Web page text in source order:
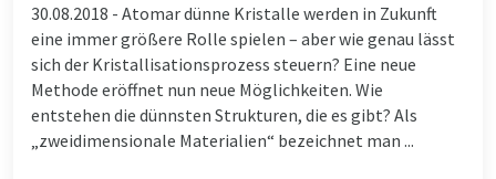
30.08.2018 - Atomar dünne Kristalle werden in Zukunft
eine immer größere Rolle spielen – aber wie genau lässt
sich der Kristallisationsprozess steuern? Eine neue
Methode eröffnet nun neue Möglichkeiten. Wie
entstehen die dünnsten Strukturen, die es gibt? Als
„zweidimensionale Materialien“ bezeichnet man ...